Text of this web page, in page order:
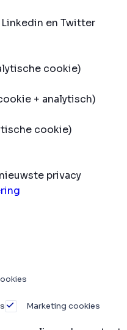
en Twitter
cookie)
+ analytisch)
cookie)
privacy
Marketing cookies